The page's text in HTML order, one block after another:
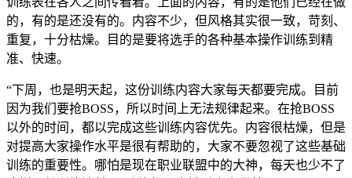
的，有的是还没有的。内容不少，但风格其实很一致，苛刻、
重复，十分枯燥。目的是要将选手的各种基本操作训练到精
准、快速。
“下周，也是明天起，这份训练内容大家每天都要完成。目前
因为我们要抢BOSS，所以时间上无法规律起来。在抢BOSS
以外的时间，都以完成这些训练内容优先。内容很枯燥，但是
对提高大家操作水平是很有帮助的，大家不要忽视了这些基础
训练的重要性。哪怕是现在职业联盟中的大神，每天也少不了